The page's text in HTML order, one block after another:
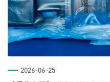
2026-06-25